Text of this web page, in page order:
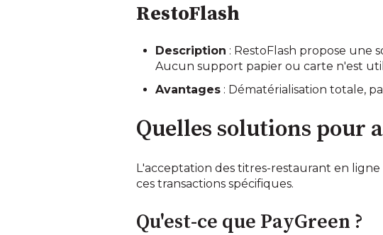
RestoFlash
Description : RestoFlash propose une
Aucun support papier ou carte n'est
Avantages : Dématérialisation totale,
Quelles solutions pour
L'acceptation des titres-restaurant en
ces transactions spécifiques.
Qu'est-ce que PayGreen ?